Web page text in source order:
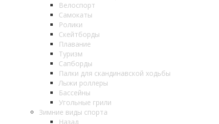
Велоспорт
Самокаты
Ролики
Скейтборды
Плавание
Туризм
Сапборды
Палки для скандинавской ходьбы
Лыжи роллеры
Бассейны
Угольные грили
Зимние виды спорта
Назад